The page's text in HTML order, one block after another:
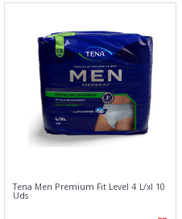
Tena Men Premium Fit Level 4 L/xl 10
Uds